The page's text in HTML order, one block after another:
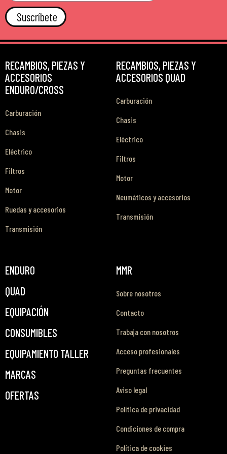
Suscríbete
RECAMBIOS, PIEZAS Y
ACCESORIOS
ENDURO/CROSS
Carburación
Chasis
Eléctrico
Filtros
Motor
Ruedas y accesorios
Transmisión
RECAMBIOS, PIEZAS Y
ACCESORIOS QUAD
Carburación
Chasis
Eléctrico
Filtros
Motor
Neumáticos y accesorios
Transmisión
ENDURO
QUAD
EQUIPACIÓN
CONSUMIBLES
EQUIPAMIENTO TALLER
MARCAS
OFERTAS
MMR
Sobre nosotros
Contacto
Trabaja con nosotros
Acceso profesionales
Preguntas frecuentes
Aviso legal
Política de privacidad
Condiciones de compra
Política de cookies